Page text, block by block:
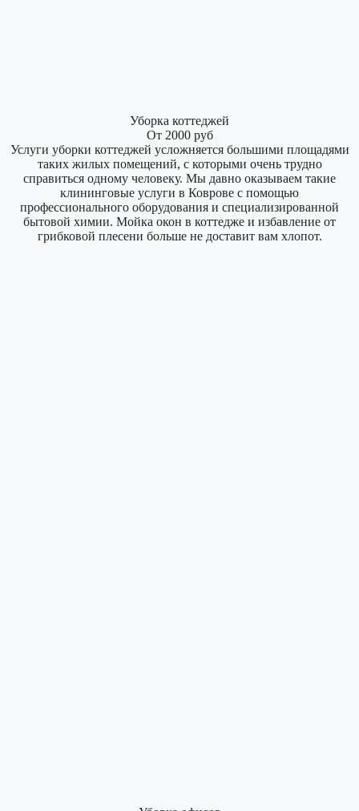
Уборка коттеджей
От 2000 руб
Услуги уборки коттеджей усложняется большими площадями
таких жилых помещений, с которыми очень трудно
справиться одному человеку. Мы давно оказываем такие
клининговые услуги в Коврове с помощью
профессионального оборудования и специализированной
бытовой химии. Мойка окон в коттедже и избавление от
грибковой плесени больше не доставит вам хлопот.